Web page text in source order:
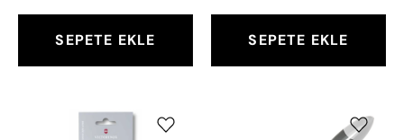
SEPETE EKLE SEPETE EKLE
VICT.BIÇAK
BİLEME